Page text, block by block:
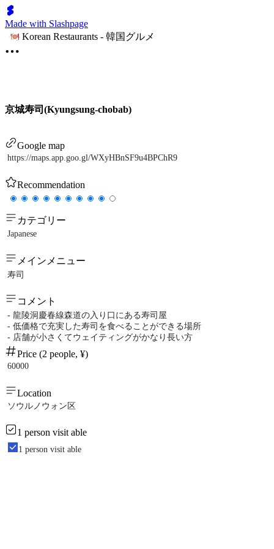
Made with Slashpage
Korean Restaurants - 韓国グルメ
京城寿司(Kyungsung-chobab)
Google map
https://maps.app.goo.gl/WXyHBnSF9u4BPChR9
Recommendation
カテゴリー
Japanese
メインメニュー
寿司
コメント
- 龍陵洞慶春線森道の入り口にある寿司屋
- 低価格で充実した寿司を食べることができる場所
- 店舗が小さくてウェイティングがかなり長い方
Price (2 people, ¥)
60000
Location
ソウルノウォン区
1 person visit able
1 person visit able